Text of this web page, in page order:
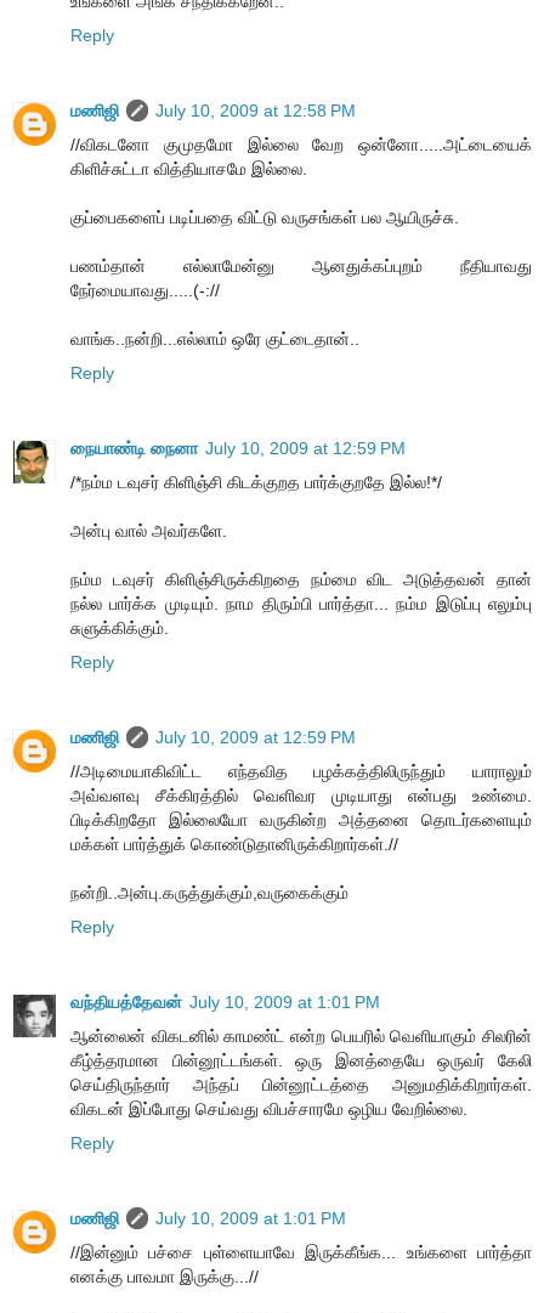
Reply
மணிஜி
July 10, 2009 at 12:58 PM
//விகடனோ குமுதமோ இல்லை வேற ஒன்னோ.....அட்டையைக்
கிளிச்சுட்டா வித்தியாசமே இல்லை.
குப்பைகளைப் படிப்பதை விட்டு வருசங்கள் பல ஆயிருச்சு.
பணம்தான் எல்லாமேன்னு ஆனதுக்கப்புறம் நீதியாவது
நேர்மையாவது.....(-://
வாங்க..நன்றி...எல்லாம் ஒரே குட்டைதான்..
Reply
நையாண்டி நைனா July 10, 2009 at 12:59 PM
/*நம்ம டவுசர் கிளிஞ்சி கிடக்குறத பார்க்குறதே இல்ல!*/
அன்பு வால் அவர்களே.
நம்ம டவுசர் கிளிஞ்சிருக்கிறதை நம்மை விட அடுத்தவன் தான்
நல்ல பார்க்க முடியும். நாம திரும்பி பார்த்தா... நம்ம இடுப்பு எலும்பு
சுளுக்கிக்கும்.
Reply
மணிஜி
July 10, 2009 at 12:59 PM
//அடிமையாகிவிட்ட எந்தவித பழக்கத்திலிருந்தும் யாராலும்
அவ்வளவு சீக்கிரத்தில் வெளிவர முடியாது என்பது உண்மை.
பிடிக்கிறதோ இல்லையோ வருகின்ற அத்தனை தொடர்களையும்
மக்கள் பார்த்துக் கொண்டுதானிருக்கிறார்கள்.//
நன்றி..அன்பு.கருத்துக்கும்,வருகைக்கும்
Reply
வந்தியத்தேவன் July 10, 2009 at 1:01 PM
ஆன்லைன் விகடனில் காமண்ட் என்ற பெயரில் வெளியாகும் சிலரின்
கீழ்த்தரமான பின்னூட்டங்கள். ஒரு இனத்தையே ஒருவர் கேலி
செய்திருந்தார் அந்தப் பின்னூட்டத்தை அனுமதிக்கிறார்கள்.
விகடன் இப்போது செய்வது விபச்சாரமே ஒழிய வேறில்லை.
Reply
மணிஜி
July 10, 2009 at 1:01 PM
//இன்னும் பச்சை புள்ளையாவே இருக்கீங்க... உங்களை பார்த்தா
எனக்கு பாவமா இருக்கு...//